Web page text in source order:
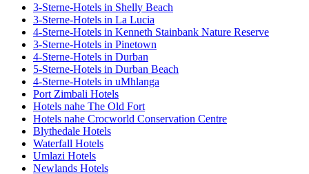
3-Sterne-Hotels in Shelly Beach
3-Sterne-Hotels in La Lucia
4-Sterne-Hotels in Kenneth Stainbank Nature Reserve
3-Sterne-Hotels in Pinetown
4-Sterne-Hotels in Durban
5-Sterne-Hotels in Durban Beach
4-Sterne-Hotels in uMhlanga
Port Zimbali Hotels
Hotels nahe The Old Fort
Hotels nahe Crocworld Conservation Centre
Blythedale Hotels
Waterfall Hotels
Umlazi Hotels
Newlands Hotels